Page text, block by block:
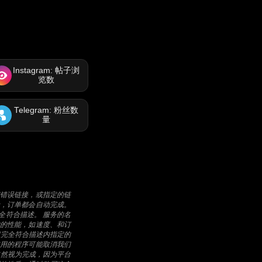
Instagram: 帖子浏
览数
Telegram: 粉丝数
量
误链接，或指定的链
订单都会自动完成。
符合描述。 服务的名
性能，如速度、和订
全符合描述内指定的
的程序可能取消我们
视为完成，因为平台